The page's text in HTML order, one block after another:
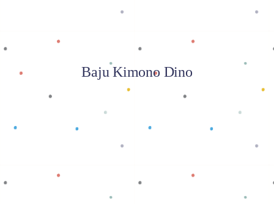
Baju Kimono Dino
Baca selengkapnya